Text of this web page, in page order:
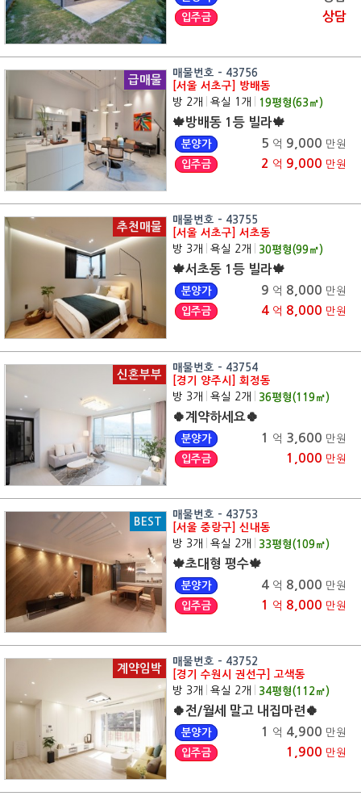
입주금 상담
급매물
매물번호 - 43756
[서울 서초구] 방배동
방 2개
욕실 1개 19평형(63㎡)
🍁방배동 1등 빌라🍁
분양가 5 억 9,000 만원
입주금
2 억 9,000 만원
추천매물
매물번호 - 43755
[서울 서초구] 서초동
방 3개
욕실 2개 30평형(99㎡)
🍁서초동 1등 빌라🍁
분양가 9 억 8,000 만원
입주금
4 억 8,000 만원
신혼부부
매물번호 - 43754
[경기 양주시] 회정동
방 3개
욕실 2개 36평형(119㎡)
🍀계약하세요🍀
분양가 1 억 3,600 만원
입주금
1,000 만원
BEST
매물번호 - 43753
[서울 중랑구] 신내동
방 3개
욕실 2개 33평형(109㎡)
🍁초대형 평수🍁
분양가 4 억 8,000 만원
입주금
1 억 8,000 만원
계약임박
매물번호 - 43752
[경기 수원시 권선구] 고색동
방 3개
욕실 2개 34평형(112 ㎡)
🍀전/월세 말고 내집마련🍀
분양가 1 억 4,900 만원
입주금
1,900 만원